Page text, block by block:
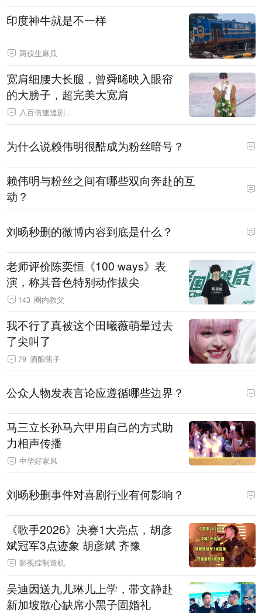
印度神牛就是不一样
两仪生麻瓜
宽肩细腰大长腿，曾舜晞映入眼帘
的大膀子，超完美大宽肩
八百倍速追剧达人
为什么说赖伟明很酷成为粉丝暗号？
赖伟明与粉丝之间有哪些双向奔赴的互
动？
刘旸秒删的微博内容到底是什么？
老师评价陈奕恒《100 ways》表
演，称其音色特别动作拔尖
143 圈内教父
我不行了真被这个田曦薇萌晕过去
了尖叫了
79 酒酿熊子
公众人物发表言论应遵循哪些边界？
马三立长孙马六甲用自己的方式助
力相声传播
中华好家风
刘旸秒删事件对喜剧行业有何影响？
《歌手2026》决赛1大亮点，胡彦
斌冠军3点迹象 胡彦斌 齐豫
影视综制造机
吴迪因送九儿琳儿上学，带文静赴
新加坡散心缺席小黑子固婚礼